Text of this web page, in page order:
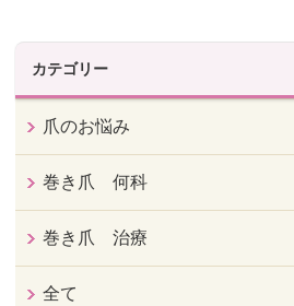
カテゴリー
爪のお悩み
巻き爪 何科
巻き爪 治療
全て